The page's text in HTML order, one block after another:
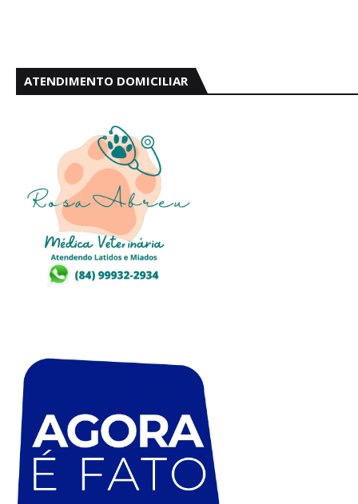
ATENDIMENTO DOMICILIAR